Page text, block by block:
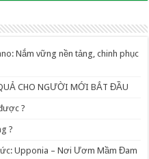
Nắm vững nền tảng, chinh phục
CHO NGƯỜI MỚI BẮT ĐẦU
?
?
Upponia – Nơi Ươm Mầm Đam